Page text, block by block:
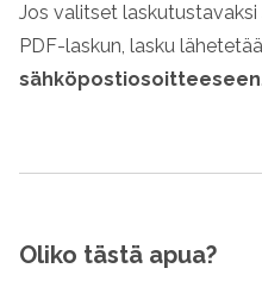
Jos valitset
PDF-laskun, lasku
sähköpostiosoitteeseen.
Oliko tästä apua?